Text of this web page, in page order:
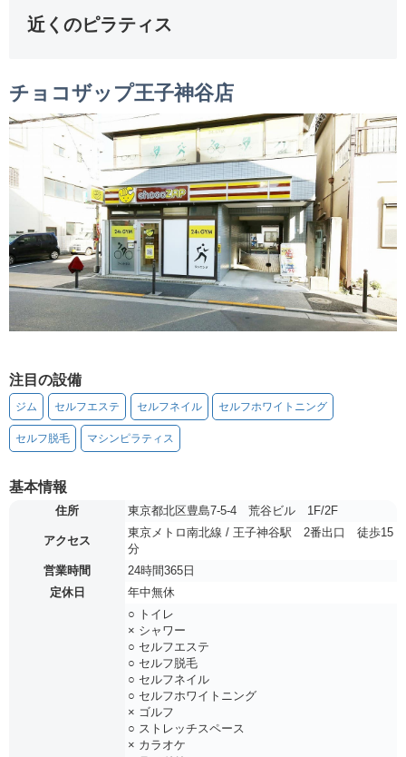
近くのピラティス
チョコザップ王子神谷店
注目の設備
ジム セルフエステ セルフネイル セルフホワイトニング
セルフ脱毛 マシンピラティス
基本情報
住所 東京都北区豊島7-5-4 荒谷ビル 1F/2F
アクセス
東京メトロ南北線 / 王子神谷駅 2番出口 徒歩15
分
営業時間
24時間365日
定休日
年中無休
○ トイレ
× シャワー
○ セルフエステ
○ セルフ脱毛
○ セルフネイル
○ セルフホワイトニング
× ゴルフ
○ ストレッチスペース
× カラオケ